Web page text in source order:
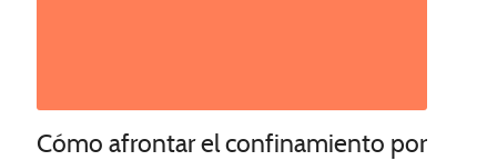
Cómo afrontar el confinamiento por